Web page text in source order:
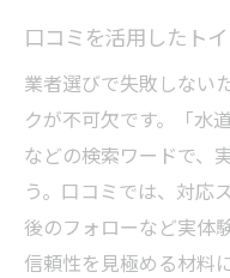
口コミを活用したト
業者選びで失敗しない
クが不可欠です。「水
などの検索ワードで、
う。口コミでは、対応
後のフォローなど実体
信頼性を見極める材料